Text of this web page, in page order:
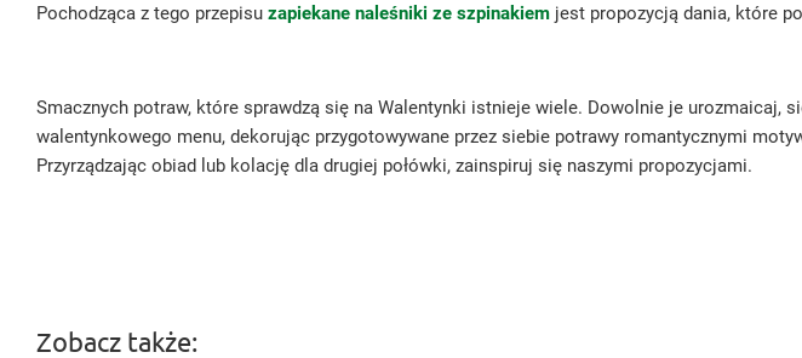
Pochodząca z tego przepisu zapiekane naleśniki ze szpinakiem jest propozycją dania, które
Smacznych potraw, które sprawdzą się na Walentynki istnieje wiele. Dowolnie je
walentynkowego menu, dekorując przygotowywane przez siebie potrawy romantycznymi
Przyrządzając obiad lub kolację dla drugiej połówki, zainspiruj się naszymi propozycjami.
Zobacz także: